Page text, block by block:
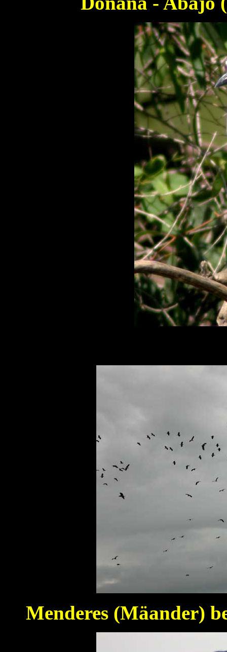
Menderes (Mäander)